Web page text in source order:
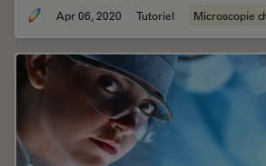
Apr 06, 2020 Tutoriel Microscopie